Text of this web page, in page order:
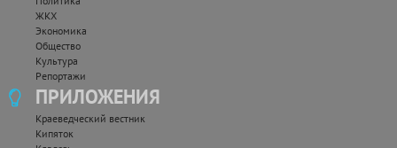
ЖКХ
Экономика
Общество
Культура
Репортажи
ПРИЛОЖЕНИЯ
Краеведческий вестник
Кипяток